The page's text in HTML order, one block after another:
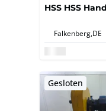
HSS HSS
Falkenberg, DE
Gesloten